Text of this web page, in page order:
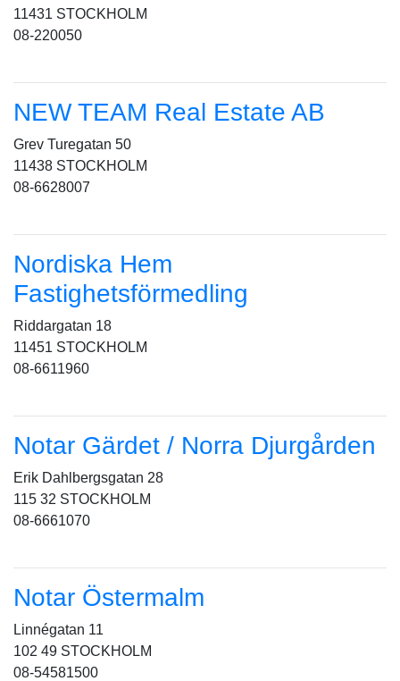
11431 STOCKHOLM
08-220050
NEW TEAM Real Estate AB
Grev Turegatan 50
11438 STOCKHOLM
08-6628007
Nordiska Hem
Fastighetsförmedling
Riddargatan 18
11451 STOCKHOLM
08-6611960
Notar Gärdet / Norra Djurgården
Erik Dahlbergsgatan 28
115 32 STOCKHOLM
08-6661070
Notar Östermalm
Linnégatan 11
102 49 STOCKHOLM
08-54581500